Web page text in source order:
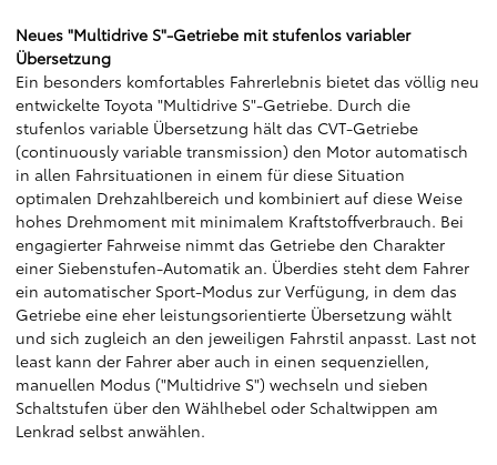
Neues "Multidrive S"-Getriebe mit stufenlos variabler
Übersetzung
Ein besonders komfortables Fahrerlebnis bietet das völlig neu
entwickelte Toyota "Multidrive S"-Getriebe. Durch die
stufenlos variable Übersetzung hält das CVT-Getriebe
(continuously variable transmission) den Motor automatisch
in allen Fahrsituationen in einem für diese Situation
optimalen Drehzahlbereich und kombiniert auf diese Weise
hohes Drehmoment mit minimalem Kraftstoffverbrauch. Bei
engagierter Fahrweise nimmt das Getriebe den Charakter
einer Siebenstufen-Automatik an. Überdies steht dem Fahrer
ein automatischer Sport-Modus zur Verfügung, in dem das
Getriebe eine eher leistungsorientierte Übersetzung wählt
und sich zugleich an den jeweiligen Fahrstil anpasst. Last not
least kann der Fahrer aber auch in einen sequenziellen,
manuellen Modus ("Multidrive S") wechseln und sieben
Schaltstufen über den Wählhebel oder Schaltwippen am
Lenkrad selbst anwählen.